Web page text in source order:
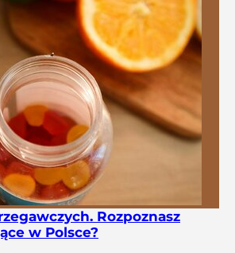
Rozpoznasz
w Polsce?